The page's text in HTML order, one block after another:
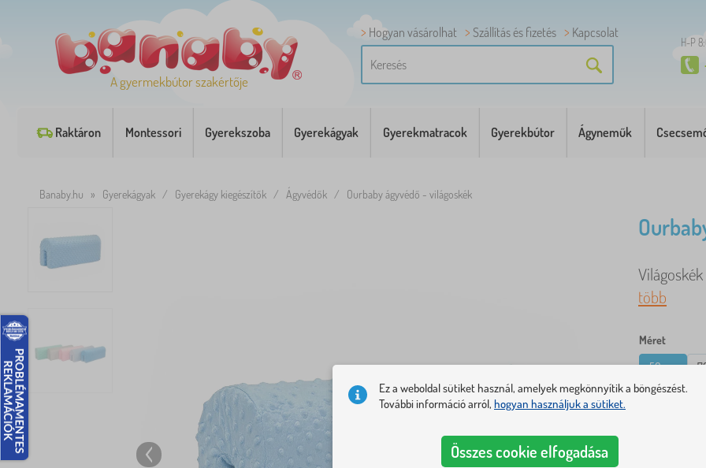
A gyermekbútor szakértője
Hogyan vásárolhat Szállítás és fizetés Kapcsolat
H-P
Raktáron Montessori Gyerekszoba Gyerekágyak Gyerekmatracok Gyerekbútor Ágyneműk
Banaby.hu » Gyerekágyak / Gyerekágy kiegészítők / Ágyvédők / Ourbaby ágyvédő - világoskék
több
Méret
50 cm
Ez a weboldal sütiket használ, amelyek megkönnyítik a böngészést.
További információ arról, hogyan használjuk a sütiket.
Összes cookie elfogadása